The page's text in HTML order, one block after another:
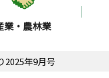
業・農林業
2025年9月号